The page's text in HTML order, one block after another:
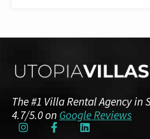
The #1 Villa Rental Agency in
4.7/5.0 on Google Reviews